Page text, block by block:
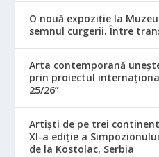
O nouă expoziție la
semnul curgerii. Între
Arta contemporană
prin proiectul internațional
25/26”
Artiști de pe trei
XI-a ediție a
de la Kostolac, Serbia